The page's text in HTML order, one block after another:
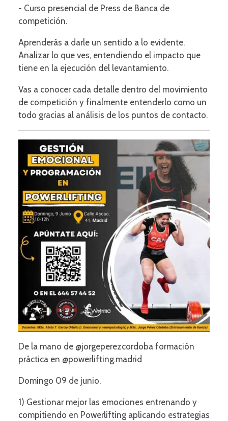
- Curso presencial de Press de Banca de
competición.
Aprenderás a darle un sentido a lo evidente.
Analizar lo que ves, entendiendo el impacto que
tiene en la ejecución del levantamiento.
Vas a conocer cada detalle dentro del movimiento
de competición y finalmente entenderlo como un
todo gracias al análisis de los puntos de contacto.
De la mano de @jorgeperezcordoba formación
práctica en @powerlifting.madrid
Domingo 09 de junio.
1) Gestionar mejor las emociones entrenando y
compitiendo en Powerlifting aplicando estrategias